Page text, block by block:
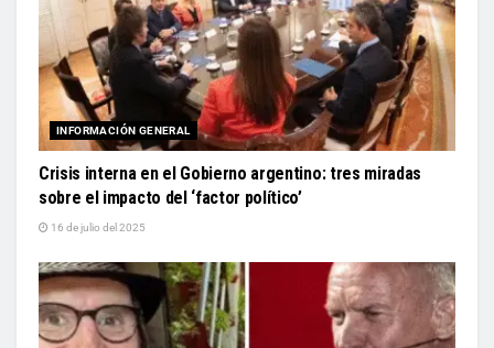
INFORMACIÓN GENERAL
Crisis interna en el Gobierno argentino: tres miradas
sobre el impacto del ‘factor político’
16 de julio del 2025